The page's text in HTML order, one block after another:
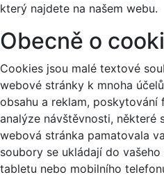
který najdete na našem webu.
Obecně o
Cookies jsou malé textové
webové stránky k mnoha
obsahu a reklam, poskytování
analýze návštěvnosti, některé
webová stránka pamatovala
soubory se ukládají do
tabletu nebo mobilního